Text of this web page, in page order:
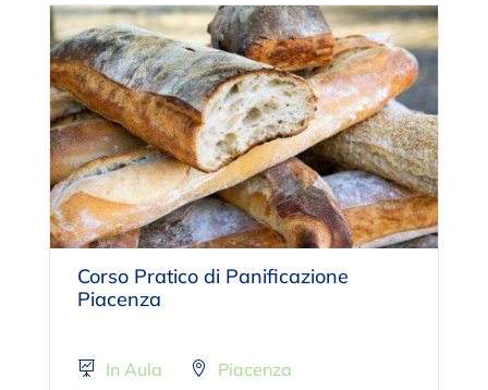
Corso Pratico di Panificazione
Piacenza
In Aula Piacenza